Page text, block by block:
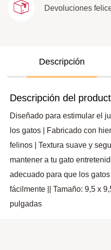
Devoluciones
Descripción
Descripción del
Diseñado para estimular el
los gatos | Fabricado con
felinos | Textura suave y
mantener a tu gato
adecuado para que los
fácilmente || Tamaño: 9,5 x
pulgadas